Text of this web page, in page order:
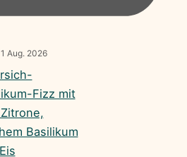
1 Aug. 2026